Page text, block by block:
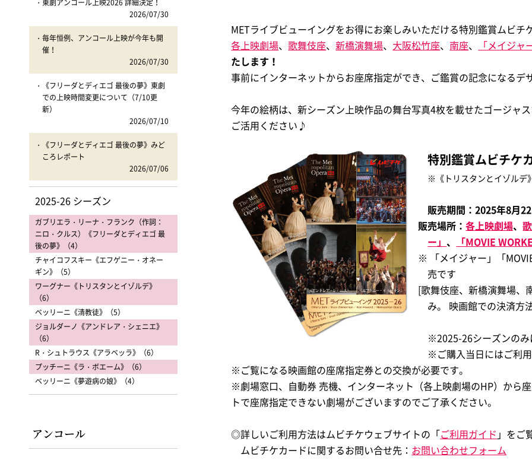
METライブビューイングをお得にお楽しみいただける特別鑑賞ムビチ
各上映劇場、歌舞伎座、新橋演舞場、 大阪松竹座、 南座、
「メイジャ
たします！
事前にインターネットからお座席指定ができ、ご鑑賞の記念になる
今年の絵柄は、新シーズン上映作品の舞台写真4枚を載せたゴージャ
ご活用ください♪
特別鑑賞ムビチケ
※《トリスタンとイゾルデ
販売期間：2025年8月
販売場所：各上映劇場、
ー」、
「MOVIE
※ 「メイジャー」「
売です
[歌舞伎座、新橋演舞場、
み。 映画館での決済方
※2025-26シーズンの
※ご購入当日にはご利
※ご覧になる映画館の座席指定券との交換が必要です。
※劇場窓口、自動券 売機、インターネット（各上映劇場のHP）から
トで座席指定できない劇場がございますのでご了承ください。
◎詳しいご利用方法はムビチケウェブサイトの「ご利用ガイド 」をご
ムビチケカードに関するお問い合せ先： お問い合わせフォーム
東劇アンコール上映2026 詳細決定！
2026/07/30
毎年恒例、アンコール上映が今年も開
催！
2026/07/30
《フリーダとディエゴ 最後の夢》東劇
での上映時間変更について（7/10更
新）
2026/07/10
《フリーダとディエゴ 最後の夢》みど
ころレポート
2026/07/06
2025-26 シーズン
ガブリエラ・リーナ・フランク（作詞：
ニロ・クルス）《フリーダとディエゴ 最
後の夢》（4）
チャイコフスキー《エフゲニー・オネー
ギン》（5）
ワーグナー《トリスタンとイゾルデ》
（6）
ベッリーニ《清教徒》（5）
ジョルダーノ《アンドレア・シェニエ》
（6）
R・シュトラウス《アラベッラ》（6）
プッチーニ《ラ・ボエーム》（6）
ベッリーニ《夢遊病の娘》（4）
アンコール